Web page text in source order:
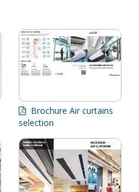
Brochure Air curtains
selection